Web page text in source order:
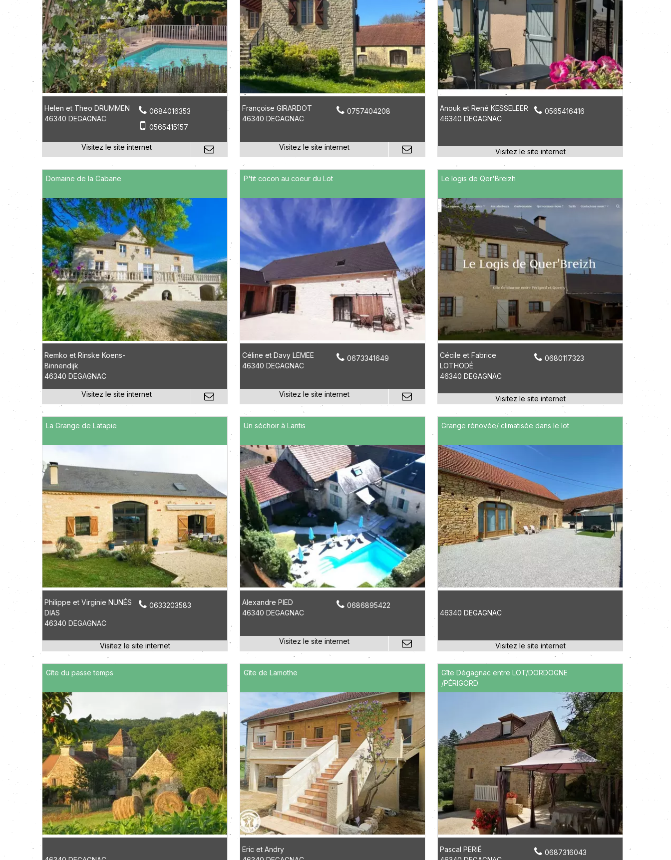
Helen et Theo DRUMMEN
46340 DEGAGNAC
0684016353
0565415157
Françoise GIRARDOT
46340 DEGAGNAC
0757404208
Anouk et René KESSELEER
46340 DEGAGNAC
0565416416
Domaine de la Cabane
Remko et Rinske Koens-
Binnendijk
46340 DEGAGNAC
P'tit cocon au coeur du Lot
Céline et Davy LEMEE
46340 DEGAGNAC
0673341649
Le logis de Qer'Breizh
Cécile et Fabrice
LOTHODÉ
46340 DEGAGNAC
0680117323
La Grange de Latapie
Philippe et Virginie NUNÉS
DIAS
46340 DEGAGNAC
0633203583
Un séchoir à Lantis
Alexandre PIED
46340 DEGAGNAC
0686895422
Grange rénovée/ climatisée dans le lot
46340 DEGAGNAC
Gîte du passe temps Gîte de Lamothe
Eric et Andry
Gîte Dégagnac entre LOT/DORDOGNE
/PÉRIGORD
Pascal PERIÉ
0687316043